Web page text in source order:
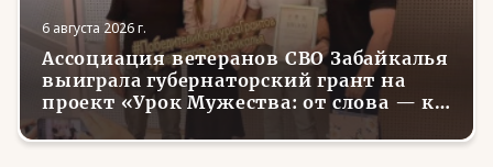
6 августа 2026 г.
Ассоциация ветеранов СВО Забайкалья
выиграла губернаторский грант на
проект «Урок Мужества: от слова — к
делу»